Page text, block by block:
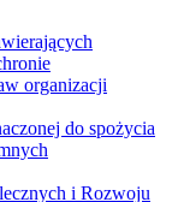
organizacji
do spożycia
i Rozwoju